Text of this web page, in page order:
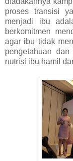
proses transisi
menjadi ibu
berkomitmen
agar ibu tidak
pengetahuan
nutrisi ibu hamil